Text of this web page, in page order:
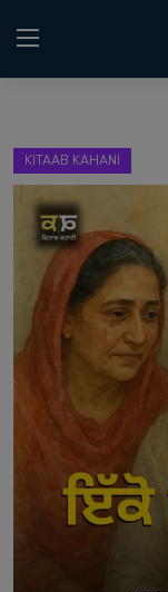
Home
Punjabi Podcast
Kitaab Kahani
Gallery
Matrimonial
Contact
KITAAB KAHANI